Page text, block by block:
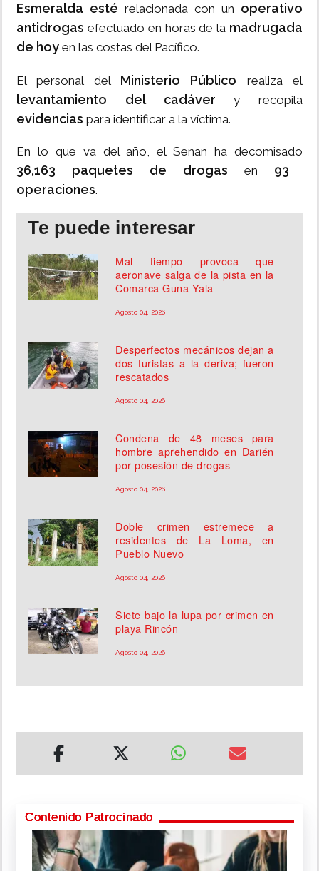
Esmeralda esté relacionada con un operativo
antidrogas efectuado en horas de la madrugada
de hoy en las costas del Pacífico.
El personal del Ministerio Público realiza el
levantamiento del cadáver y recopila
evidencias para identificar a la víctima.
En lo que va del año, el Senan ha decomisado
36,163 paquetes de drogas en 93
operaciones.
Te puede interesar
Mal tiempo provoca que
aeronave salga de la pista en la
Comarca Guna Yala
Agosto 04, 2026
Desperfectos mecánicos dejan a
dos turistas a la deriva; fueron
rescatados
Agosto 04, 2026
Condena de 48 meses para
hombre aprehendido en Darién
por posesión de drogas
Agosto 04, 2026
Doble crimen estremece a
residentes de La Loma, en
Pueblo Nuevo
Agosto 04, 2026
Siete bajo la lupa por crimen en
playa Rincón
Agosto 04, 2026
Contenido Patrocinado